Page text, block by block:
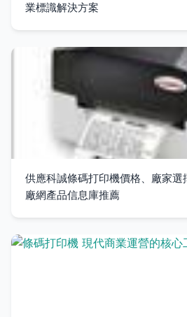
業標識解決方案
供應科誠條碼打印機價格、廠家
廠網產品信息庫推薦